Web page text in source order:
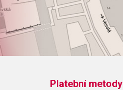
Platební metody